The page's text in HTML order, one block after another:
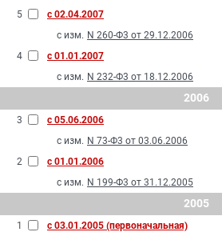
5
с 02.04.2007
с изм. N 260-Ф3 от 29.12.2006
4
с 01.01.2007
с изм. N 232-Ф3 от 18.12.2006
2006
3
с 05.06.2006
с изм. N 73-Ф3 от 03.06.2006
2
с 01.01.2006
с изм. N 199-Ф3 от 31.12.2005
2005
1 с 03.01.2005 (первоначальная)